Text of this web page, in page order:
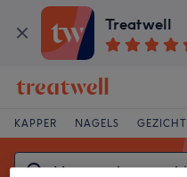
Treatwell
KAPPER NAGELS GEZICHT